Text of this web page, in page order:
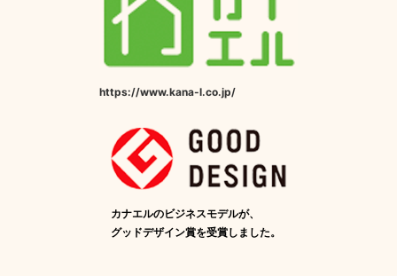
https://www.kana-l.co.jp/
カナエルのビジネスモデルが、
グッドデザイン賞を受賞しました。